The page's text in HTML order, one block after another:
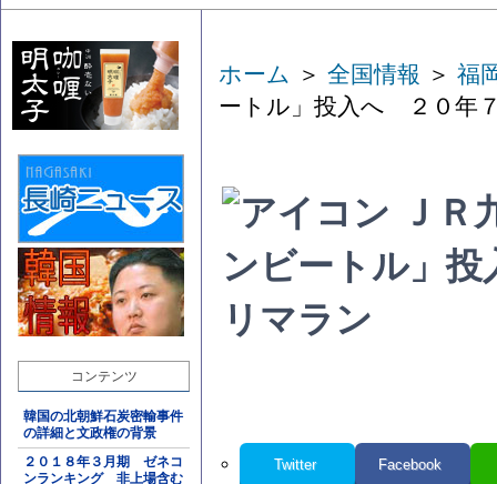
コンテンツ
韓国の北朝鮮石炭密輸事件
の詳細と文政権の背景
２０１８年３月期 ゼネコ
ンランキング 非上場含む
ホーム ＞ 全国情報 ＞ 福
ートル」投入へ ２０年
ＪＲ
ンビートル」
リマラン
Twitter Facebook